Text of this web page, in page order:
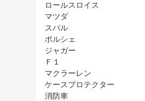
ロールスロイス
マツダ
スバル
ポルシェ
ジャガー
Ｆ１
マクラーレン
ケースプロテクター
消防車